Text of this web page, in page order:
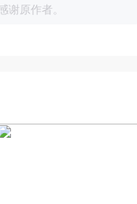
原作者。